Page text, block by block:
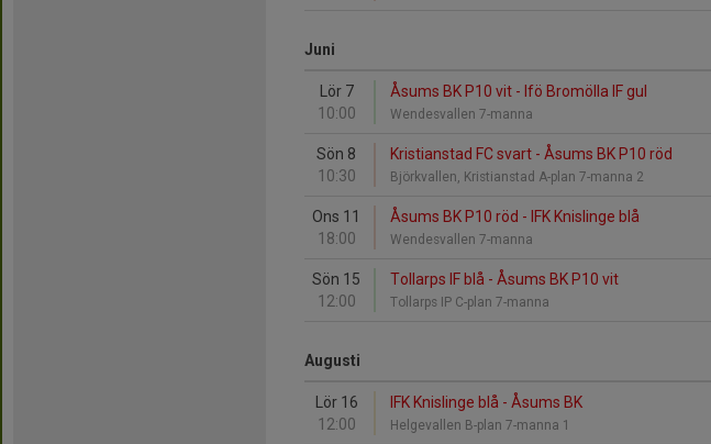
Juni
Lör 7
10:00
Åsums BK P10 vit - Ifö Bromölla IF gul
Wendesvallen 7-manna
Sön 8
10:30
Kristianstad FC svart - Åsums BK P10 röd
Björkvallen, Kristianstad A-plan 7-manna 2
Ons 11
18:00
Åsums BK P10 röd - IFK Knislinge blå
Wendesvallen 7-manna
Sön 15
12:00
Tollarps IF blå - Åsums BK P10 vit
Tollarps IP C-plan 7-manna
Augusti
Lör 16
12:00
IFK Knislinge blå - Åsums BK
Helgevallen B-plan 7-manna 1